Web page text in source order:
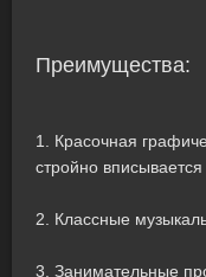
Преимущества:
1. Красочная
стройно
2. Классные
3. Занимательные